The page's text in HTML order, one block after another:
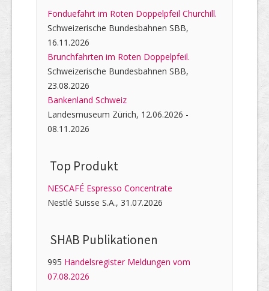
Fonduefahrt im Roten Doppelpfeil Churchill.
Schweizerische Bundesbahnen SBB,
16.11.2026
Brunchfahrten im Roten Doppelpfeil.
Schweizerische Bundesbahnen SBB,
23.08.2026
Bankenland Schweiz
Landesmuseum Zürich, 12.06.2026 -
08.11.2026
Top Produkt
NESCAFÉ Espresso Concentrate
Nestlé Suisse S.A., 31.07.2026
SHAB Publi­kati­onen
995 Handelsregister Meldungen vom
07.08.2026